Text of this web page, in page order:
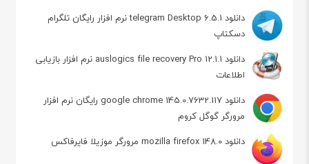
دانلود telegram Desktop 6.5.1 نرم افزار رایگان تلگرام
دسکتاپ
دانلود auslogics file recovery Pro 12.1.1 نرم افزار بازیابی
اطلاعات
دانلود google chrome 145.0.7632.117 رایگان نرم افزار
مرورگر گوگل کروم
دانلود mozilla firefox 148.0 مرورگر موزیلا فایرفاکس